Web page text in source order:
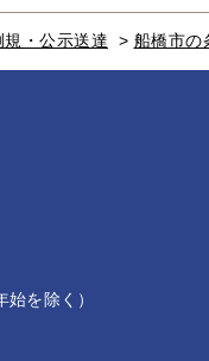
・公示送達 > 船橋市の
を除く）